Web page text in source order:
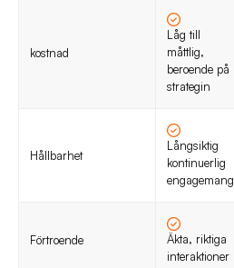
kostnad
Låg till
måttlig,
beroende på
strategin
Hållbarhet
Långsiktig
kontinuerlig
engagemang
Förtroende
Äkta, riktiga
interaktioner